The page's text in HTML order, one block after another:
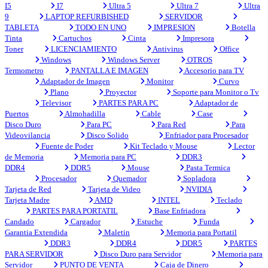
I5
I7 Ultra 5 Ultra 7
Ultra
9
LAPTOP REFURBISHED
SERVIDOR
TABLETA
TODO EN UNO IMPRESION
Botella
Tinta
Cartuchos Cinta
Impresora
Toner
LICENCIAMIENTO Antivirus
Office
Windows
Windows Server
OTROS
Termometro
PANTALLA E IMAGEN
Accesorio para TV
Adaptador de Imagen
Monitor
Curvo
Plano
Proyector
Soporte para Monitor o Tv
Televisor
PARTES PARA PC
Adaptador de
Puertos
Almohadilla Cable
Case
Disco Duro
Para PC Para Red
Para
Videovilancia
Disco Solido
Enfriador para Procesador
Fuente de Poder
Kit Teclado y Mouse
Lector
de Memoria
Memoria para PC
DDR3
DDR4
DDR5 Mouse
Pasta Termica
Procesador
Quemador
Sopladora
Tarjeta de Red
Tarjeta de Video
NVIDIA
Tarjeta Madre
AMD INTEL
Teclado
PARTES PARA PORTATIL
Base Enfriadora
Candado
Cargador Estuche
Funda
Garantia Extendida
Maletin
Memoria para Portatil
DDR3
DDR4 DDR5
PARTES
PARA SERVIDOR
Disco Duro para Servidor
Memoria para
Servidor
PUNTO DE VENTA Caja de Dinero